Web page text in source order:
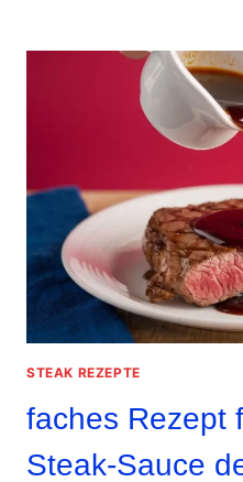
STEAK REZEPTE
faches Rezept
Steak-Sauce